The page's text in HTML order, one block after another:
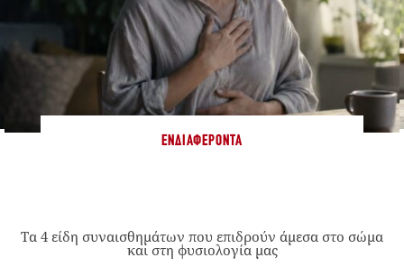
ΕΝΔΙΑΦΈΡΟΝΤΑ
Τα 4 είδη συναισθημάτων που επιδρούν άμεσα στο σώμα
και στη φυσιολογία μας